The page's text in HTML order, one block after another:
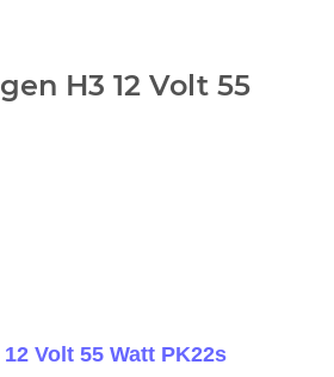
H3 12 Volt 55
Volt 55 Watt PK22s